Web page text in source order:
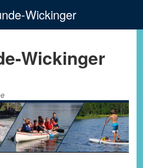
Wickinger
Wickinger